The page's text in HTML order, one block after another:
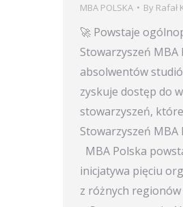
MBA POLSKA By Rafał
🚀 Powstaje
Stowarzyszeń
absolwentów
zyskuje dostęp do
stowarzyszeń, które
Stowarzyszeń MBA
MBA Polska
inicjatywa pięciu
z różnych